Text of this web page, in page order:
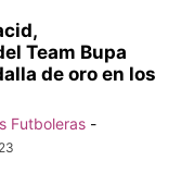
Team Bupa
de oro en los
Futboleras -